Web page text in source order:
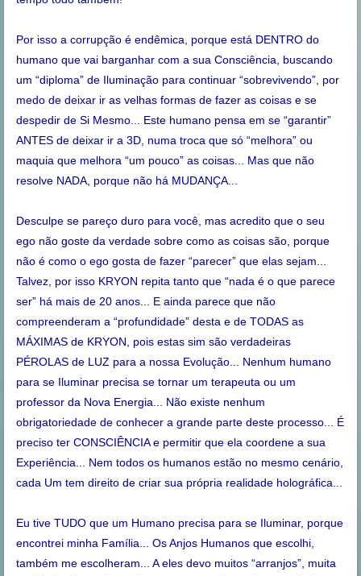
Por isso a corrupção é endêmica, porque está DENTRO do
humano que vai barganhar com a sua Consciência, buscando
um “diploma” de Iluminação para continuar “sobrevivendo”, por
medo de deixar ir as velhas formas de fazer as coisas e se
despedir de Si Mesmo... Este humano pensa em se “garantir”
ANTES de deixar ir a 3D, numa troca que só “melhora” ou
maquia que melhora “um pouco” as coisas... Mas que não
resolve NADA, porque não há MUDANÇA...
Desculpe se pareço duro para você, mas acredito que o seu
ego não goste da verdade sobre como as coisas são, porque
não é como o ego gosta de fazer “parecer” que elas sejam...
Talvez, por isso KRYON repita tanto que “nada é o que parece
ser” há mais de 20 anos... E ainda parece que não
compreenderam a “profundidade” desta e de TODAS as
MÁXIMAS de KRYON, pois estas sim são verdadeiras
PÉROLAS de LUZ para a nossa Evolução... Nenhum humano
para se Iluminar precisa se tornar um terapeuta ou um
professor da Nova Energia... Não existe nenhum
obrigatoriedade de conhecer a grande parte deste processo... É
preciso ter CONSCIÊNCIA e permitir que ela coordene a sua
Experiência... Nem todos os humanos estão no mesmo cenário,
cada Um tem direito de criar sua própria realidade holográfica...
Eu tive TUDO que um Humano precisa para se Iluminar, porque
encontrei minha Família... Os Anjos Humanos que escolhi,
também me escolheram... A eles devo muitos “arranjos”, muita